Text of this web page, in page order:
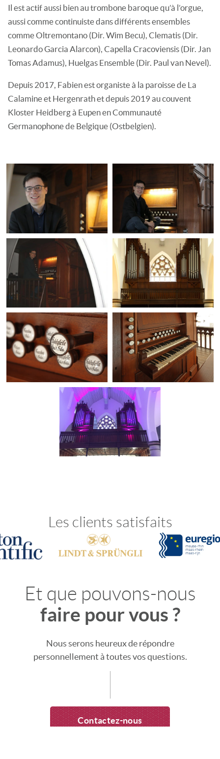
Il est actif aussi bien au trombone baroque qu’à l’orgue,
aussi comme continuiste dans différents ensembles
comme Oltremontano (Dir. Wim Becu), Clematis (Dir.
Leonardo Garcia Alarcon), Capella Cracoviensis (Dir. Jan
Tomas Adamus), Huelgas Ensemble (Dir. Paul van Nevel).
Depuis 2017, Fabien est organiste à la paroisse de La
Calamine et Hergenrath et depuis 2019 au couvent
Kloster Heidberg à Eupen en Communauté
Germanophone de Belgique (Ostbelgien).
Les clients satisfaits
Et que pouvons-nous
faire pour vous ?
Nous serons heureux de répondre
personnellement à toutes vos questions.
Contactez-nous